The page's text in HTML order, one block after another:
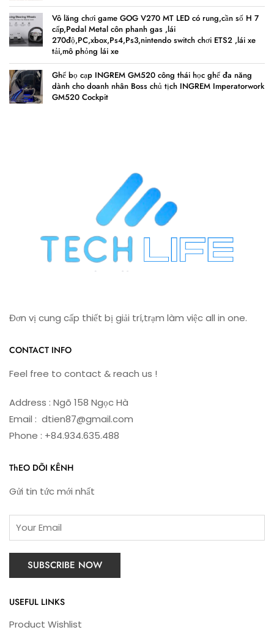
Vô lăng chơi game GOG V270 MT LED có rung,cần số H 7
cấp,Pedal Metal côn phanh gas ,lái
270độ,PC,xbox,Ps4,Ps3,nintendo switch chơi ETS2 ,lái xe
tải,mô phỏng lái xe
Ghế bọ cạp INGREM GM520 công thái học ghế đa năng
dành cho doanh nhân Boss chủ tịch INGREM Imperatorwork
GM520 Cockpit
Đơn vị cung cấp thiết bị giải trí,trạm làm việc all in one.
CONTACT INFO
Feel free to contact & reach us !
Address : Ngõ 158 Ngọc Hà
Email : dtien87@gmail.com
Phone : +84.934.635.488
ThEO DÕI KÊNH
Gửi tin tức mới nhất
USEFUL LINKS
Product Wishlist